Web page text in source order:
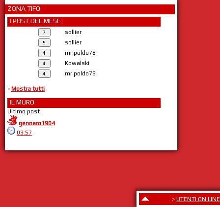
> UTENTI ON LINE
ZONA TIFO
I POST DEL MESE
sollier
sollier
mr.poldo78
Kowalski
mr.poldo78
» Mostra tutti
IL MURO
Ultimo post
gennaro1904
03:57